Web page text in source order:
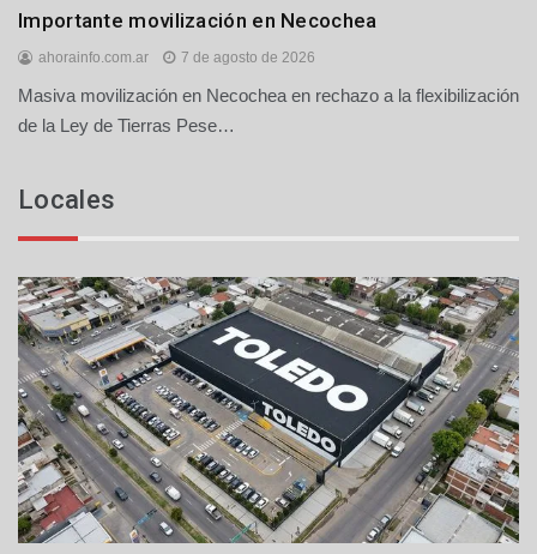
Locales
Importante movilización en Necochea
ahorainfo.com.ar 7 de agosto de 2026
Masiva movilización en Necochea en rechazo a la flexibilización
de la Ley de Tierras Pese…
Locales